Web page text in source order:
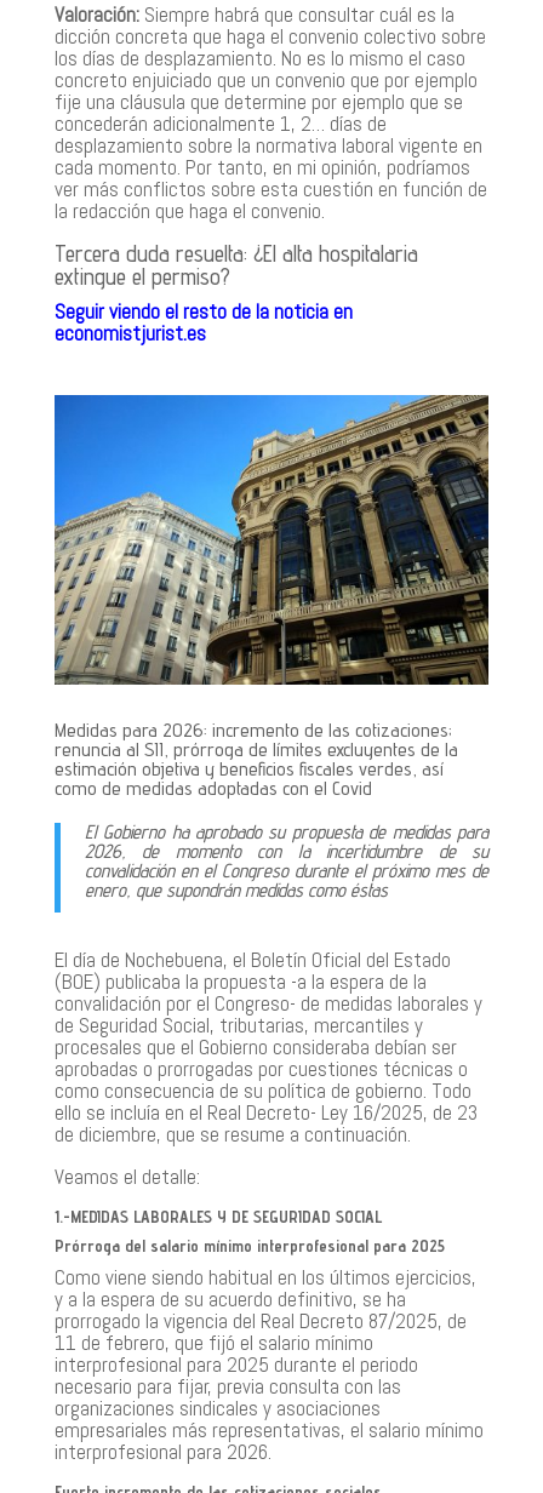
Valoración:Siempre habrá que consultar cuál es la
dicción concreta que haga el convenio colectivo sobre
los días de desplazamiento. No es lo mismo el caso
concreto enjuiciado que un convenio que por ejemplo
fije una cláusula que determine por ejemplo que se
concederán adicionalmente 1, 2… días de
desplazamiento sobre la normativa laboral vigente en
cada momento. Por tanto, en mi opinión, podríamos
ver más conflictos sobre esta cuestión en función de
la redacción que haga el convenio.
Tercera duda resuelta: ¿El alta hospitalaria
extingue el permiso?
Seguir viendo el resto de la noticia en
economistjurist.es
Medidas para 2026: incremento de las cotizaciones;
renuncia al SII, prórroga de límites excluyentes de la
estimación objetiva y beneficios fiscales verdes, así
como de medidas adoptadas con el Covid
El Gobierno ha aprobado su propuesta de medidas para
2026, de momento con la incertidumbre de su
convalidación en el Congreso durante el próximo mes de
enero, que supondrán medidas como éstas
El día de Nochebuena, el Boletín Oficial del Estado
(BOE) publicaba la propuesta -a la espera de la
convalidación por el Congreso- de medidas laborales y
de Seguridad Social, tributarias, mercantiles y
procesales que el Gobierno consideraba debían ser
aprobadas o prorrogadas por cuestiones técnicas o
como consecuencia de su política de gobierno. Todo
ello se incluía en el Real Decreto- Ley 16/2025, de 23
de diciembre, que se resume a continuación.
Veamos el detalle:
1.-MEDIDAS LABORALES Y DE SEGURIDAD SOCIAL
Prórroga del salario mínimo interprofesional para 2025
Como viene siendo habitual en los últimos ejercicios,
y a la espera de su acuerdo definitivo, se ha
prorrogado la vigencia del Real Decreto 87/2025, de
11 de febrero, que fijó el salario mínimo
interprofesional para 2025 durante el periodo
necesario para fijar, previa consulta con las
organizaciones sindicales y asociaciones
empresariales más representativas, el salario mínimo
interprofesional para 2026.